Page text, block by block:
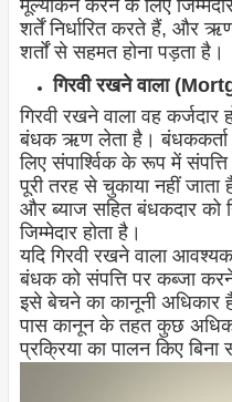
मूल्यांकन करने के लिए
शर्तें निर्धारित करते हैं, और
शर्तों से सहमत होना पड़ता है।
गिरवी रखने वाला
गिरवी रखने वाला वह कर्जदार
बंधक ऋण लेता है। बंधककर्ता
लिए संपार्श्विक के रूप में
पूरी तरह से चुकाया नहीं
और ब्याज सहित बंधकदार को
जिम्मेदार होता है।
यदि गिरवी रखने वाला
बंधक को संपत्ति पर कब्जा
इसे बेचने का कानूनी अधिकार
पास कानून के तहत कुछ
प्रक्रिया का पालन किए